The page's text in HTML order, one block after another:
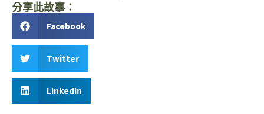
分享此故事：
Facebook
Twitter
LinkedIn